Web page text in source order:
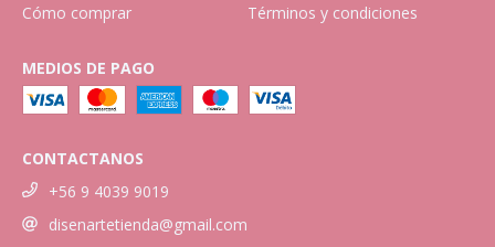
Cómo comprar
Términos y condiciones
MEDIOS DE PAGO
CONTACTANOS
+56 9 4039 9019
disenartetienda@gmail.com